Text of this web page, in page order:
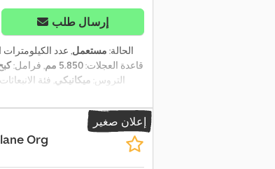
إرسال طلب
الحالة: مستعمل, عدد
, قاعدة العجلات:5.850 مم , فرامل:
التروس: ميكانيكي, فئة
إعلان صغير
Org